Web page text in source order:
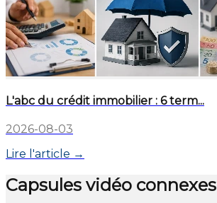
L'abc du crédit immobilier : 6 term...
2026-08-03
Lire l'article →
Capsules vidéo connexes